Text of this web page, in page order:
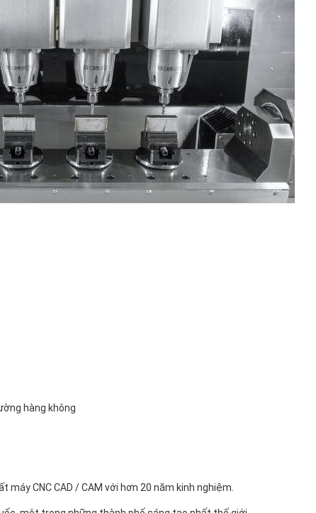
hàng không
máy CNC CAD / CAM với hơn 20 năm kinh nghiệm.